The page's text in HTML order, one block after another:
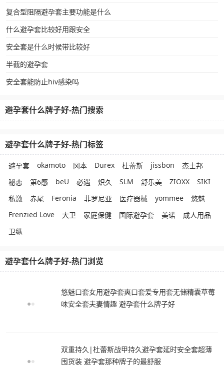
复合型阻隔避孕套主要功能是什么
什么避孕套比较好用跟安全
安全套是什么时候带比较好
半截的避孕套
安全套能防止hiv感染吗
避孕套什么牌子好-热门搜索
避孕套什么牌子好-热门标签
避孕套 okamoto 冈本 Durex 杜蕾斯 jissbon
杰士邦
秘恋
第6感 beU 必遇 炽久 SLM 舒乐美 ZIOXX
SIKI
私激
赤尾 Feronia 菲罗尼亚 医疗器械 yommee
悠魅
Frenzied Love
大卫 家庭保健 国际避孕套 美诺
成人用品
卫纵
避孕套什么牌子好-热门浏览
悠魅口套女用避孕套爽口套爱专用套无储精囊草莓
味安全套夫妻情趣 避孕套什么牌子好
双重持久|杜蕾斯战甲持久避孕套延时安全套超薄
囤货装 避孕套那种牌子的最舒服